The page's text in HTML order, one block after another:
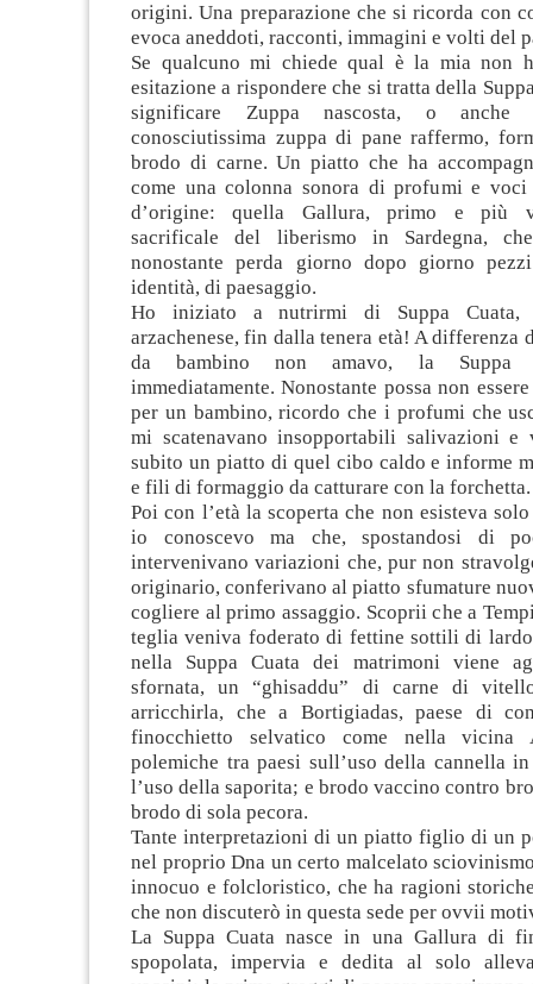
origini. Una preparazione che si ricorda con
evoca aneddoti, racconti, immagini e volti del
Se qualcuno mi chiede qual è la mia non
esitazione a rispondere che si tratta della
significare Zuppa nascosta, o anche
conosciutissima zuppa di pane raffermo,
brodo di carne. Un piatto che ha
come una colonna sonora di profumi e
d’origine: quella Gallura, primo e più
sacrificale del liberismo in Sardegna,
nonostante perda giorno dopo giorno
identità, di paesaggio.
Ho iniziato a nutrirmi di Suppa Cuata,
arzachenese, fin dalla tenera età! A differenza
da bambino non amavo, la Suppa
immediatamente. Nonostante possa non
per un bambino, ricordo che i profumi che
mi scatenavano insopportabili salivazioni e
subito un piatto di quel cibo caldo e informe
e fili di formaggio da catturare con la forchetta.
Poi con l’età la scoperta che non esisteva
io conoscevo ma che, spostandosi di
intervenivano variazioni che, pur non
originario, conferivano al piatto sfumature
cogliere al primo assaggio. Scoprii che a
teglia veniva foderato di fettine sottili di
nella Suppa Cuata dei matrimoni viene
sfornata, un “ghisaddu” di carne di
arricchirla, che a Bortigiadas, paese di
finocchietto selvatico come nella vicina
polemiche tra paesi sull’uso della cannella
l’uso della saporita; e brodo vaccino contro
brodo di sola pecora.
Tante interpretazioni di un piatto figlio di un
nel proprio Dna un certo malcelato
innocuo e folcloristico, che ha ragioni
che non discuterò in questa sede per ovvii
La Suppa Cuata nasce in una Gallura di
spopolata, impervia e dedita al solo